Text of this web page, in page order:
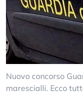
Nuovo concorso
marescialli. Ecco